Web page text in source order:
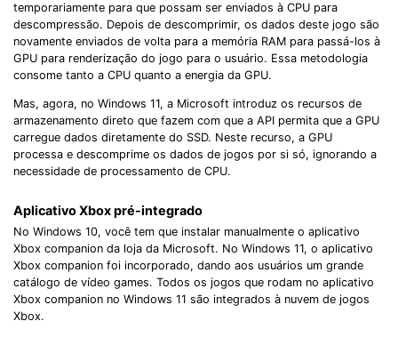
temporariamente para que possam ser enviados à CPU para
descompressão. Depois de descomprimir, os dados deste jogo são
novamente enviados de volta para a memória RAM para passá-los à
GPU para renderização do jogo para o usuário. Essa metodologia
consome tanto a CPU quanto a energia da GPU.
Mas, agora, no Windows 11, a Microsoft introduz os recursos de
armazenamento direto que fazem com que a API permita que a GPU
carregue dados diretamente do SSD. Neste recurso, a GPU
processa e descomprime os dados de jogos por si só, ignorando a
necessidade de processamento de CPU.
Aplicativo Xbox pré-integrado
No Windows 10, você tem que instalar manualmente o aplicativo
Xbox companion da loja da Microsoft. No Windows 11, o aplicativo
Xbox companion foi incorporado, dando aos usuários um grande
catálogo de vídeo games. Todos os jogos que rodam no aplicativo
Xbox companion no Windows 11 são integrados à nuvem de jogos
Xbox.